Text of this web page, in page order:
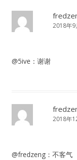
2018年9
@5ive：谢谢
2018年
@fredzeng：不客气